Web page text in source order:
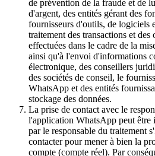
de prévention de la fraude et de
d'argent, des entités gérant des
fournisseurs d'outils, de logiciels
traitement des transactions et
effectuées dans le cadre de la
ainsi qu'à l'envoi d'informations
électronique, des conseillers
des sociétés de conseil, le
WhatsApp et des entités
stockage des données.
La prise de contact avec le
l'application WhatsApp peut être
par le responsable du traitement
contacter pour mener à bien la
compte (compte réel). Par